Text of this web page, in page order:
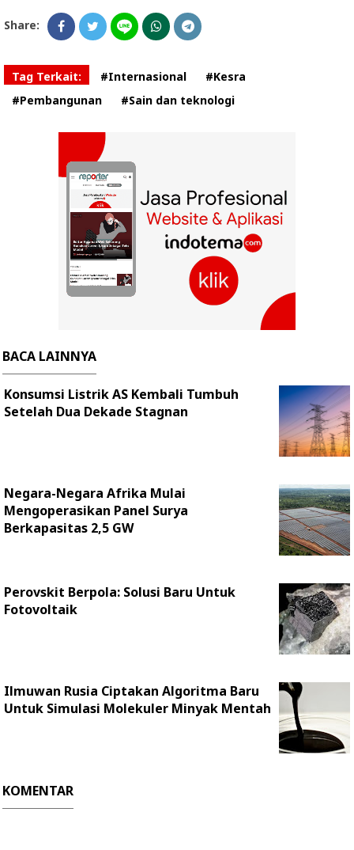
Share:
Tag Terkait: #Internasional
#Kesra
#Pembangunan
#Sain dan teknologi
BACA LAINNYA
Konsumsi Listrik AS Kembali Tumbuh
Setelah Dua Dekade Stagnan
Negara-Negara Afrika Mulai
Mengoperasikan Panel Surya
Berkapasitas 2,5 GW
Perovskit Berpola: Solusi Baru Untuk
Fotovoltaik
Ilmuwan Rusia Ciptakan Algoritma Baru
Untuk Simulasi Molekuler Minyak Mentah
KOMENTAR